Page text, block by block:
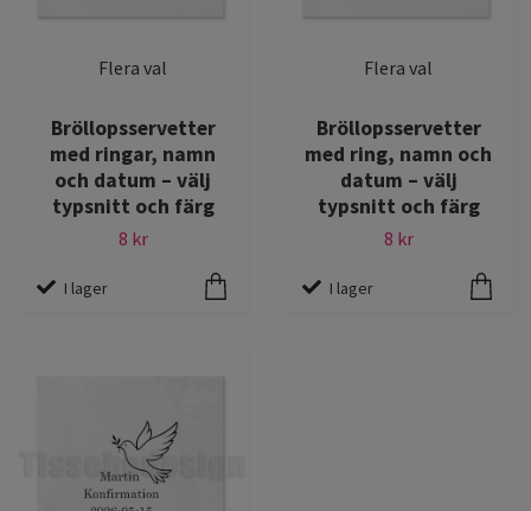
Flera val
Bröllopsservetter
med ringar, namn
och datum – välj
typsnitt och färg
8 kr
I lager
Flera val
Bröllopsservetter
med ring, namn och
datum – välj
typsnitt och färg
8 kr
I lager